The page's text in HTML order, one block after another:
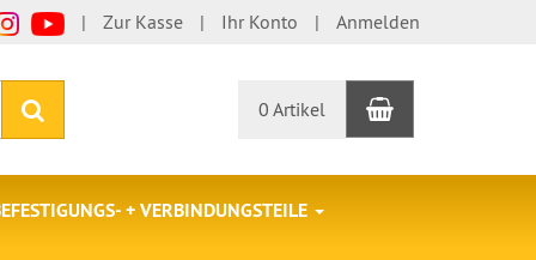
Zur Kasse Ihr Konto Anmelden
0 Artikel Warenkorb
+ VERBINDUNGSTEILE